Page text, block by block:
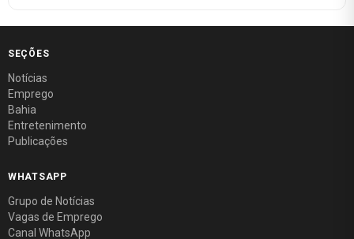
SEÇÕES
Notícias
Emprego
Bahia
Entretenimento
Publicações
WHATSAPP
Grupo de Notícias
Vagas de Emprego
Canal WhatsApp